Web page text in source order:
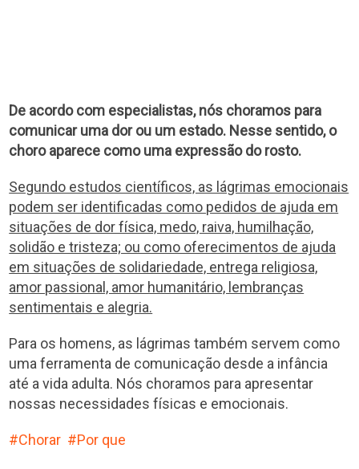
De acordo com especialistas, nós choramos para
comunicar uma dor ou um estado. Nesse sentido, o
choro aparece como uma expressão do rosto.
Segundo estudos científicos, as lágrimas emocionais
podem ser identificadas como pedidos de ajuda em
situações de dor física, medo, raiva, humilhação,
solidão e tristeza; ou como oferecimentos de ajuda
em situações de solidariedade, entrega religiosa,
amor passional, amor humanitário, lembranças
sentimentais e alegria.
Para os homens, as lágrimas também servem como
uma ferramenta de comunicação desde a infância
até a vida adulta. Nós choramos para apresentar
nossas necessidades físicas e emocionais.
Chorar Por que